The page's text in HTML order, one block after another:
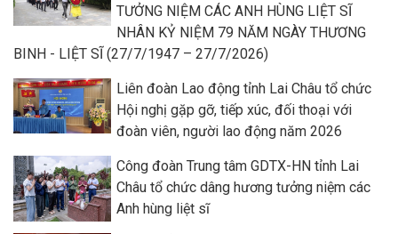
TƯỞNG NIỆM CÁC ANH HÙNG LIỆT SĨ
NHÂN KỶ NIỆM 79 NĂM NGÀY THƯƠNG
BINH - LIỆT SĨ (27/7/1947 – 27/7/2026)
Liên đoàn Lao động tỉnh Lai Châu tổ chức
Hội nghị gặp gỡ, tiếp xúc, đối thoại với
đoàn viên, người lao động năm 2026
Công đoàn Trung tâm GDTX-HN tỉnh Lai
Châu tổ chức dâng hương tưởng niệm các
Anh hùng liệt sĩ